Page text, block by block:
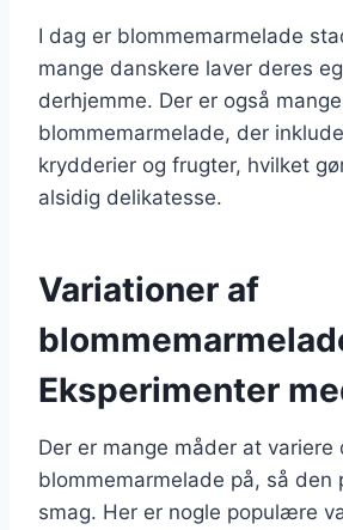
I dag er blommemarmelade
mange danskere laver deres
derhjemme. Der er også
blommemarmelade, der
krydderier og frugter, hvilket
alsidig delikatesse.
Variationer af
Eksperimenter
Der er mange måder at variere
blommemarmelade på, så den
smag. Her er nogle populære